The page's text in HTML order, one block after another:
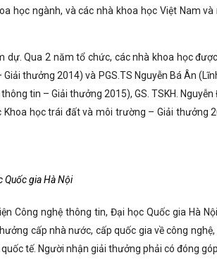
học ngành, và các nhà khoa học Việt Nam và
Qua 2 năm tổ chức, các nhà khoa học
thưởng 2014) và PGS.TS Nguyễn Bá Ân
tin – Giải thưởng 2015), GS. TSKH. Nguyễn
Khoa học trái đất và môi trường – Giải thưởng
Quốc gia Hà Nội
Công nghệ thông tin, Đại học Quốc gia Hà
cấp nhà nước, cấp quốc gia về công nghệ,
tế. Người nhận giải thưởng phải có đóng